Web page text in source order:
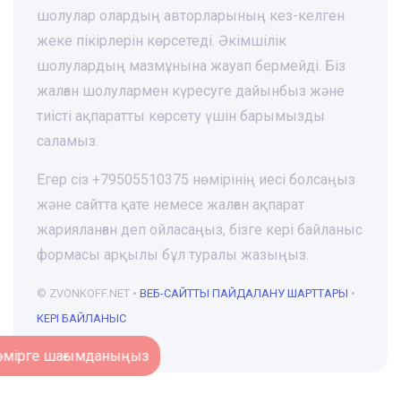
шолулар олардың авторларының кез-келген
жеке пікірлерін көрсетеді. Әкімшілік
шолулардың мазмұнына жауап бермейді. Біз
жалған шолулармен күресуге дайынбыз және
тиісті ақпаратты көрсету үшін барымызды
саламыз.
Егер сіз +79505510375 нөмірінің иесі болсаңыз
және сайтта қате немесе жалған ақпарат
жарияланған деп ойласаңыз, бізге кері байланыс
формасы арқылы бұл туралы жазыңыз.
© ZVONKOFF.NET • ВЕБ-CАЙТТЫ ПАЙДАЛАНУ ШАРТТАРЫ •
КЕРІ БАЙЛАНЫС
Нөмірге шағымданыңыз